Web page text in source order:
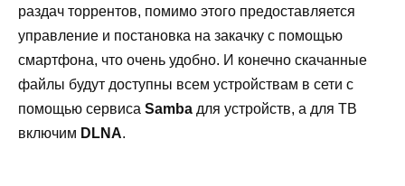
раздач торрентов, помимо этого предоставляется
управление и постановка на закачку с помощью
смартфона, что очень удобно. И конечно скачанные
файлы будут доступны всем устройствам в сети с
помощью сервиса Samba для устройств, а для ТВ
включим DLNA.